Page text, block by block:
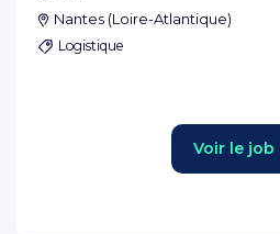
Nantes (Loire-Atlantique)
Logistique
Voir le job